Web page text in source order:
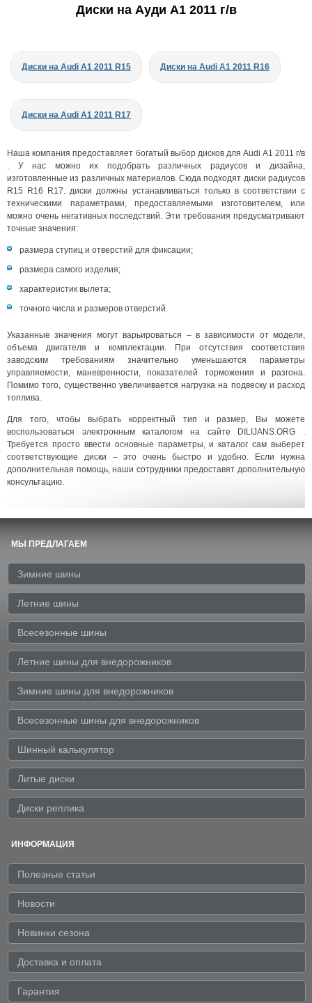
Диски на Ауди A1 2011 г/в
Диски на Audi A1 2011 R15 Диски на Audi A1 2011 R16
Диски на Audi A1 2011 R17
Наша компания предоставляет богатый выбор дисков для Audi A1 2011 г/в
. У нас можно их подобрать различных радиусов и дизайна,
изготовленные из различных материалов. Сюда подходят диски радиусов
R15 R16 R17. диски должны устанавливаться только в соответствии с
техническими параметрами, предоставляемыми изготовителем, или
можно очень негативных последствий. Эти требования предусматривают
точные значения:
размера ступиц и отверстий для фиксации;
размера самого изделия;
характеристик вылета;
точного числа и размеров отверстий.
Указанные значения могут варьироваться – в зависимости от модели,
объема двигателя и комплектации. При отсутствия соответствия
заводским требованиям значительно уменьшаются параметры
управляемости, маневренности, показателей торможения и разгона.
Помимо того, существенно увеличивается нагрузка на подвеску и расход
топлива.
Для того, чтобы выбрать корректный тип и размер, Вы можете
воспользоваться электронным каталогом на сайте DILIJANS.ORG .
Требуется просто ввести основные параметры, и каталог сам выберет
соответствующие диски – это очень быстро и удобно. Если нужна
дополнительная помощь, наши сотрудники предоставят дополнительную
консультацию.
МЫ ПРЕДЛАГАЕМ
Зимние шины
Летние шины
Всесезонные шины
Летние шины для внедорожников
Зимние шины для внедорожников
Всесезонные шины для внедорожников
Шинный калькулятор
Литые диски
Диски реплика
ИНФОРМАЦИЯ
Полезные статьи
Новости
Новинки сезона
Доставка и оплата
Гарантия